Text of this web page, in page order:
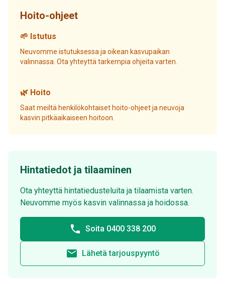
Hoito-ohjeet
🌱 Istutus
Neuvomme istutuksessa ja oikean kasvupaikan
valinnassa. Ota yhteyttä tarkempia ohjeita varten.
🌿 Hoito
Saat meiltä henkilökohtaiset hoito-ohjeet ja neuvoja
kasvin pitkäaikaiseen hoitoon.
Hintatiedot ja tilaaminen
Ota yhteyttä hintatiedusteluita ja tilaamista varten.
Neuvomme myös kasvin valinnassa ja hoidossa.
phone Soita 0400 338 200
email Lähetä tarjouspyyntö